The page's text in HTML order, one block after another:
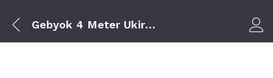
Gebyok 4 Meter Ukir Krawangan